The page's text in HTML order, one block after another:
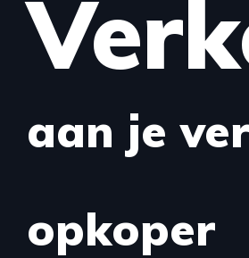
aan je
opkoper